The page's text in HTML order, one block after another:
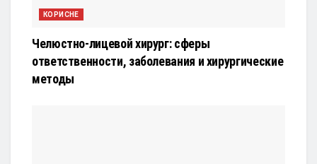
КОРИСНЕ
Челюстно-лицевой хирург: сферы
ответственности, заболевания и хирургические
методы